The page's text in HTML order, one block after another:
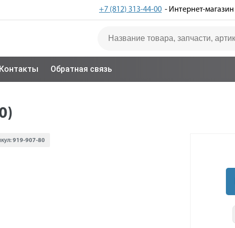
+7 (812) 313-44-00 - Интернет-магазин
Контакты Обратная связь
919-907-80